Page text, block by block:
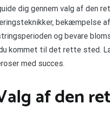
dig gennem valg af den
bekæmpelse
og bevare
kommet til det rette sted.
med succes.
af den